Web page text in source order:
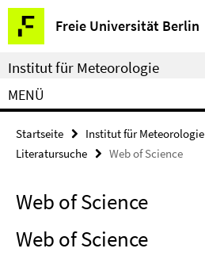
Springe
direkt
zu
Inhalt
Freie Universität Berlin
Service-
Navigation
Institut für Meteorologie
MENÜ
Startseite Institut für Meteorologie
Literatursuche
Web of Science
Web of Science
Web of Science